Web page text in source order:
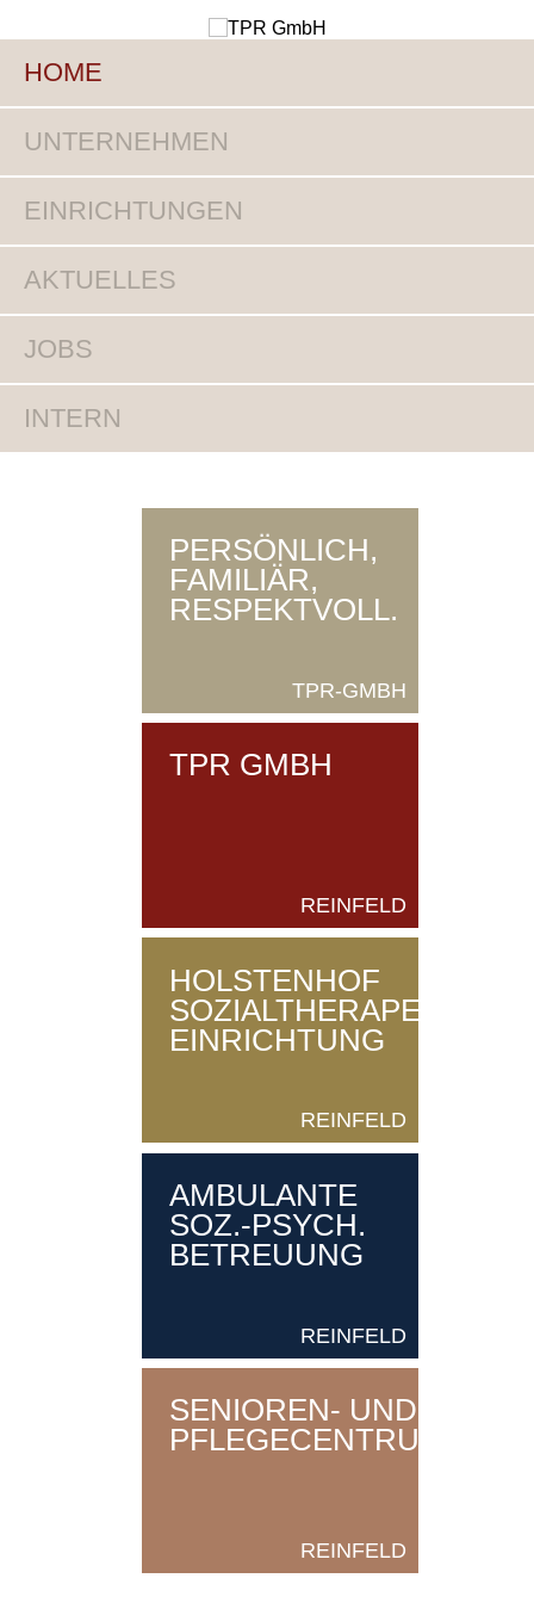
HOME
UNTERNEHMEN
EINRICHTUNGEN
AKTUELLES
JOBS
INTERN
PERSÖNLICH,
FAMILIÄR,
RESPEKTVOLL.
TPR-GMBH
TPR GMBH
REINFELD
HOLSTENHOF
EINRICHTUNG
REINFELD
AMBULANTE
SOZ.-PSYCH.
BETREUUNG
REINFELD
SENIOREN- UND
PFLEGECENTRUM
REINFELD